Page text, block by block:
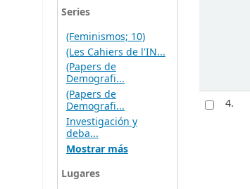
Series
(Feminismos; 10)
(Les Cahiers de l'IN...
(Papers de
Demografi...
(Papers de
Demografi...
Investigación y
deba...
Mostrar más
Lugares
4.